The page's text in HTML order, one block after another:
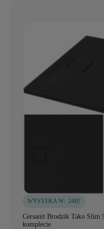
WYSYŁKA W: 24H!
Cersanit Brodzik Tako Slim
komplecie